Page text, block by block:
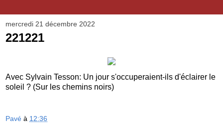
mercredi 21 décembre 2022
221221
Avec Sylvain Tesson: Un jour s'occuperaient-ils d'éclairer le
soleil ? (Sur les chemins noirs)
Pavé à 12:36